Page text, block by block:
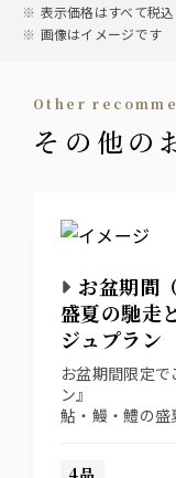
日本酒
ワイン
ジム・ビーム
サワー
レモンサワ
ソフトド
表示価格はすべて税込
画像はイメージです
other
その他
お盆期間
盛夏の馳走
ジュプラン
お盆期間限定
ン』
鮎・鰻・鱧の